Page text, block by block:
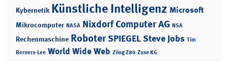
Kybernetik Künstliche Intelligenz Microsoft
Mikrocomputer NASA Nixdorf Computer AG NSA
Rechenmaschine RoboterSPIEGELSteve Jobs Tim
Berners-Lee World Wide Web Zilog Z80 Zuse KG